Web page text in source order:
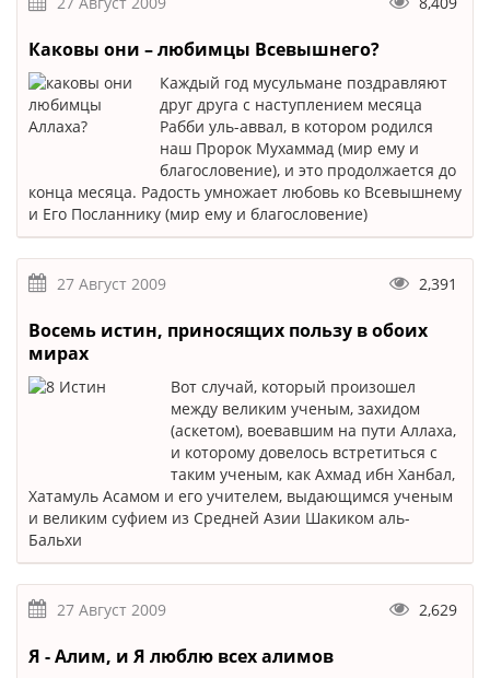
Каковы они – любимцы Всевышнего?
Каждый год мусульмане поздравляют
друг друга с наступлением месяца
Рабби уль-аввал, в котором родился
наш Пророк Мухаммад (мир ему и
благословение), и это продолжается до
конца месяца. Радость умножает любовь ко Всевышнему
и Его Посланнику (мир ему и благословение)
27 Август 2009 2,391
Восемь истин, приносящих пользу в обоих
мирах
Вот случай, который произошел
между великим ученым, захидом
(аскетом), воевавшим на пути Аллаха,
и которому довелось встретиться с
таким ученым, как Ахмад ибн Ханбал,
Хатамуль Асамом и его учителем, выдающимся ученым
и великим суфием из Средней Азии Шакиком аль-
Бальхи
27 Август 2009 2,629
Я - Алим, и Я люблю всех алимов